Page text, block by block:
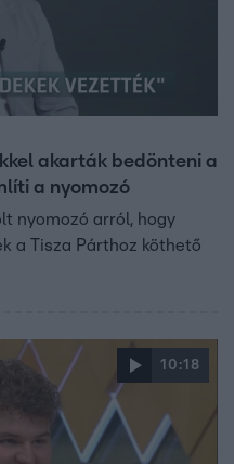
akarták bedönteni a
a nyomozó
nyomozó arról, hogy
a Tisza Párthoz köthető
10:18